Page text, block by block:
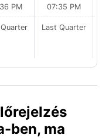
PM 07:35 PM
Last Quarter
ben, ma